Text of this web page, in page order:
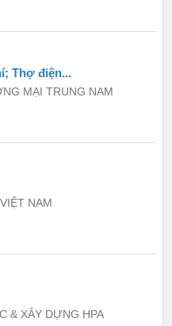
Thợ điện...
MẠI TRUNG NAM
NAM
& XÂY DỰNG HPA